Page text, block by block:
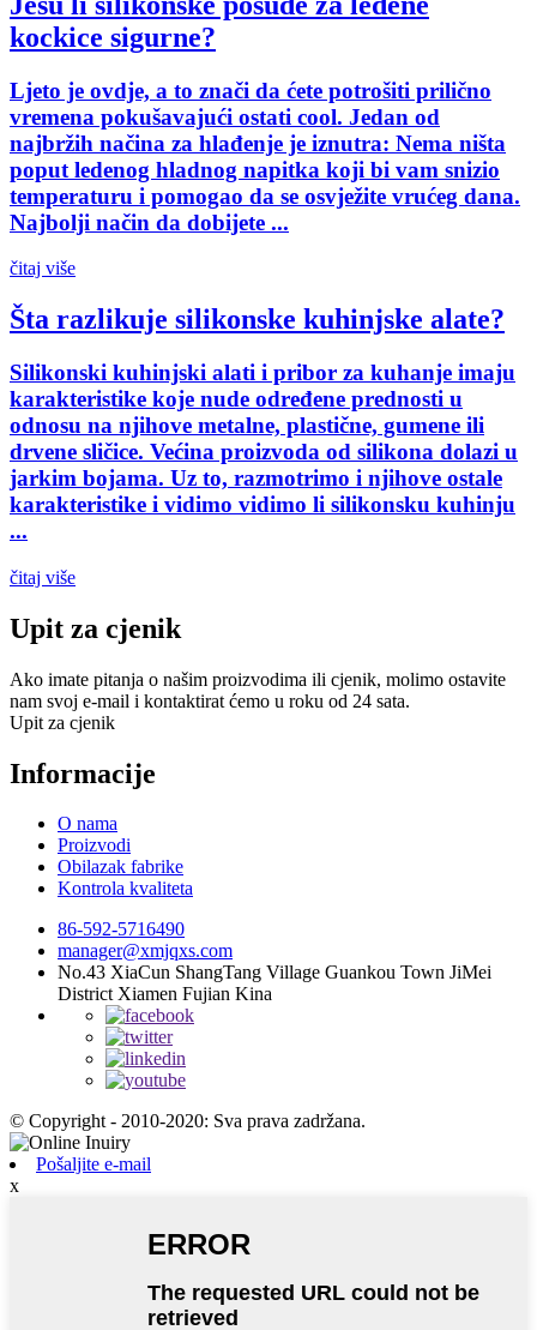
kockice sigurne?
Ljeto je ovdje, a to znači da ćete potrošiti prilično
vremena pokušavajući ostati cool. Jedan od
najbržih načina za hlađenje je iznutra: Nema ništa
poput ledenog hladnog napitka koji bi vam snizio
temperaturu i pomogao da se osvježite vrućeg dana.
Najbolji način da dobijete ...
čitaj više
Šta razlikuje silikonske kuhinjske alate?
Silikonski kuhinjski alati i pribor za kuhanje imaju
karakteristike koje nude određene prednosti u
odnosu na njihove metalne, plastične, gumene ili
drvene sličice. Većina proizvoda od silikona dolazi u
jarkim bojama. Uz to, razmotrimo i njihove ostale
karakteristike i vidimo vidimo li silikonsku kuhinju
...
čitaj više
Upit za cjenik
Ako imate pitanja o našim proizvodima ili cjenik, molimo ostavite
nam svoj e-mail i kontaktirat ćemo u roku od 24 sata.
Upit za cjenik
Informacije
O nama
Proizvodi
Obilazak fabrike
Kontrola kvaliteta
86-592-5716490
manager@xmjqxs.com
No.43 XiaCun ShangTang Village Guankou Town JiMei
District Xiamen Fujian Kina
© Copyright - 2010-2020: Sva prava zadržana.
Pošaljite e-mail
x